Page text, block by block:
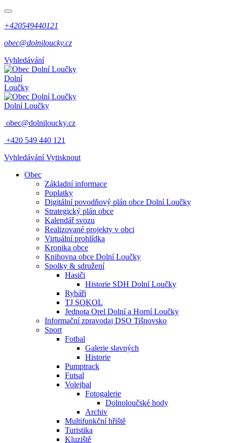
+420549440121
obec@dolniloucky.cz
Vyhledávání
Dolní
Loučky
Dolní Loučky
obec@dolniloucky.cz
+420 549 440 121
Vyhledávání Vytisknout
Obec
Základní informace
Poplatky
Digitální povodňový plán obce Dolní Loučky
Strategický plán obce
Kalendář svozu
Realizované projekty v obci
Virtuální prohlídka
Kronika obce
Knihovna obce Dolní Loučky
Spolky & sdružení
Hasiči
Historie SDH Dolní Loučky
Rybáři
TJ SOKOL
Jednota Orel Dolní a Horní Loučky
Informační zpravodaj DSO Tišnovsko
Sport
Fotbal
Galerie slavných
Historie
Pumptrack
Futsal
Volejbal
Fotogalerie
Dolnoloučské hody
Archiv
Multifunkční hřiště
Turistika
Kluziště